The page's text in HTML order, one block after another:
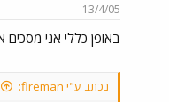
13/4/05
באופן כללי אני מסכים
נכתב ע"י fireman: